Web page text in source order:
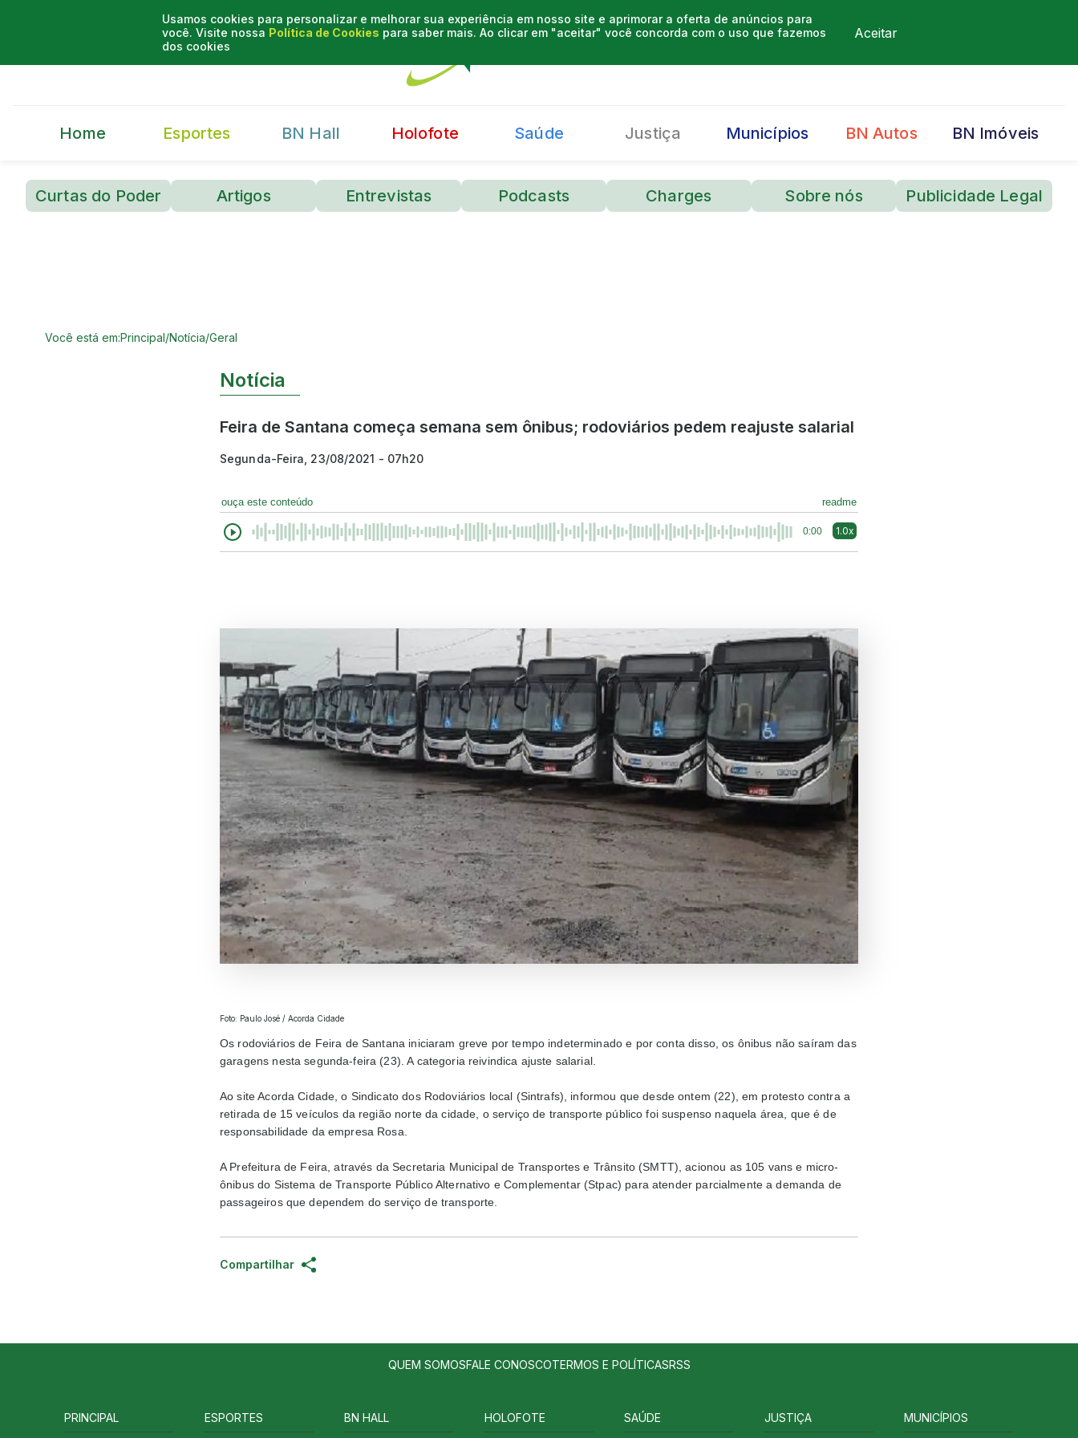
Usamos cookies para personalizar e melhorar sua experiência em nosso site e aprimorar a oferta de anúncios para
você. Visite nossa Política de Cookies para saber mais. Ao clicar em "aceitar" você concorda com o uso que fazemos
dos cookies
Aceitar
Home Esportes BN Hall Holofote Saúde Justiça Municípios BN Autos BN Imóveis
Curtas do Poder Artigos Entrevistas Podcasts Charges Sobre nós Publicidade Legal
Você está em:Principal/Notícia/Geral
Notícia
Feira de Santana começa semana sem ônibus; rodoviários pedem reajuste salarial
Segunda-Feira, 23/08/2021 - 07h20
ouça este conteúdo readme
0:00 1.0x
Foto: Paulo José / Acorda Cidade
Os rodoviários de Feira de Santana iniciaram greve por tempo indeterminado e por conta disso, os ônibus não saíram das
garagens nesta segunda-feira (23). A categoria reivindica ajuste salarial.
Ao site Acorda Cidade, o Sindicato dos Rodoviários local (Sintrafs), informou que desde ontem (22), em protesto contra a
retirada de 15 veículos da região norte da cidade, o serviço de transporte público foi suspenso naquela área, que é de
responsabilidade da empresa Rosa.
A Prefeitura de Feira, através da Secretaria Municipal de Transportes e Trânsito (SMTT), acionou as 105 vans e micro-
ônibus do Sistema de Transporte Público Alternativo e Complementar (Stpac) para atender parcialmente a demanda de
passageiros que dependem do serviço de transporte.
Compartilhar
QUEM SOMOSFALE CONOSCOTERMOS E POLÍTICASRSS
PRINCIPAL ESPORTES BN HALL HOLOFOTE SAÚDE JUSTIÇA MUNICÍPIOS